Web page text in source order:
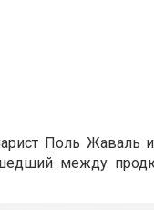
Поль Жаваль
между